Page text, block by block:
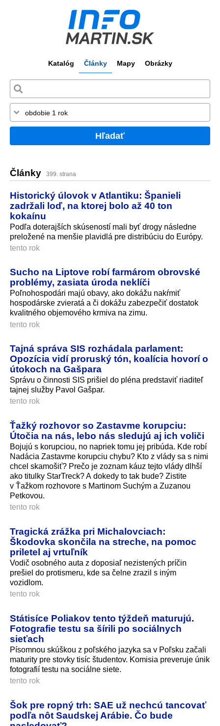
Katalóg Články Mapy Obrázky
Hľadať
Články 399. strana
Historický úlovok v Atlantiku: Španieli
zadržali loď, na ktorej bolo až 40 ton
kokaínu
Podľa doterajších skúseností mali byť drogy následne
preložené na menšie plavidlá pre distribúciu do Európy.
tento rok
Sucho na Liptove robí farmárom obrovské
problémy, zasiata úroda neklíči
Poľnohospodári majú obavy, ako dokážu nakŕmiť
hospodárske zvieratá a či dokážu zabezpečiť dostatok
kvalitného objemového krmiva na zimu.
tento rok
Tajná správa SIS rozhádala parlament:
Opozícia vidí proruský tón, koalícia hovorí o
útokoch na Gašpara
Správu o činnosti SIS prišiel do pléna predstaviť riaditeľ
tajnej služby Pavol Gašpar.
tento rok
Ťažký rozhovor so Zastavme korupciu:
Útočia na nás, lebo nás sledujú aj ich voliči
Bojujú s korupciou, no napriek tomu jej pribúda. Kde robí
Nadácia Zastavme korupciu chybu? Kto z vlády sa s nimi
chcel skamošiť? Prečo je zoznam káuz tejto vlády dlhší
ako titulky StarTreck? A dokedy to tak bude? Zistite
v Ťažkom rozhovore s Martinom Suchým a Zuzanou
Petkovou.
tento rok
Tragická zrážka pri Michalovciach:
Škodovka skončila na streche, na pomoc
priletel aj vrtuľník
Vodič osobného auta z doposiaľ nezistených príčin
prešiel do protismeru, kde sa čelne zrazil s iným
vozidlom.
tento rok
Státisíce Poliakov tento týždeň maturujú.
Fotografie testu sa šírili po sociálnych
sieťach
Písomnou skúškou z poľského jazyka sa v Poľsku začali
maturity pre stovky tisíc študentov. Komisia preveruje únik
fotografií testu na sociálne siete.
tento rok
Šok pre ropný trh: SAE už nechcú tancovať
podľa nôt Saudskej Arábie. Čo bude